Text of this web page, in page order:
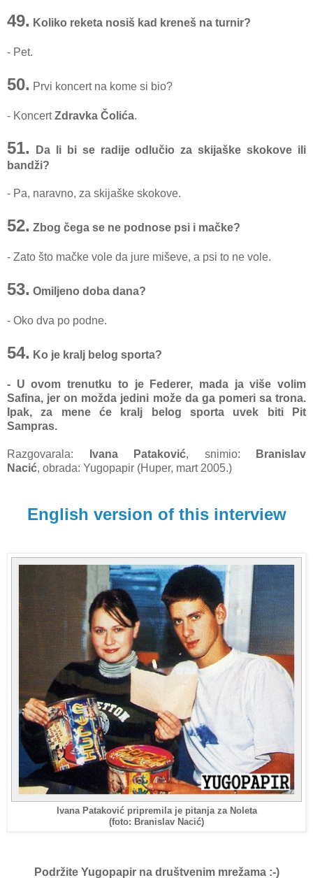
49. Koliko reketa nosiš kad kreneš na turnir?
- Pet.
50. Prvi koncert na kome si bio?
- KoncertZdravka Čolića.
51.
Da li bi se radije odlučio za skijaške skokove ili
bandži?
- Pa, naravno, za skijaške skokove.
52. Zbog čega se ne podnose psi i mačke?
- Zato što mačke vole da jure miševe, a psi to ne vole.
53. Omiljeno doba dana?
- Oko dva po podne.
54. Ko je kralj belog sporta?
- U ovom trenutku to je Federer, mada ja više volim
Safina, jer on možda jedini može da ga pomeri sa trona.
Ipak, za mene će kralj belog sporta uvek biti Pit
Sampras.
Razgovarala: Ivana Pataković, snimio:
Branislav
Nacić, obrada: Yugopapir (Huper, mart 2005.)
English version of this interview
Ivana Pataković pripremila je pitanja za Noleta
(foto: Branislav Nacić)
Podržite Yugopapirna društvenim mrežama :-)